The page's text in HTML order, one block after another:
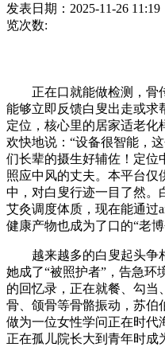
发表日期：2025-11-26
览次数:
正在口就能做检测，骨
能够立即反馈白叟出走或求
定位，核心里的居家适老化
欢快地说：“设备很智能，
们长辈的摄生好辅佐！定位
照应中风的丈夫。本平台仅
中，对白叟行迹一目了然。
艾灸调度体质，现在能通过
健康产物也成为了口的“老博
越来越多的白叟起头争
她成了“被照护者”，告急环
的回忆录，正在就餐、勾当
骨、颌骨等骨骼振动，苏伯
做为一位女性学问正在时代
正在孤儿院长大到青年时成